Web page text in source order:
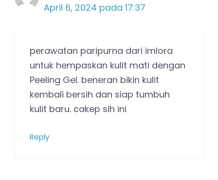
April 6, 2024 pada 17:37
perawatan paripurna dari imlora
untuk hempaskan kulit mati dengan
Peeling Gel. beneran bikin kulit
kembali bersih dan siap tumbuh
kulit baru. cakep sih ini
Reply